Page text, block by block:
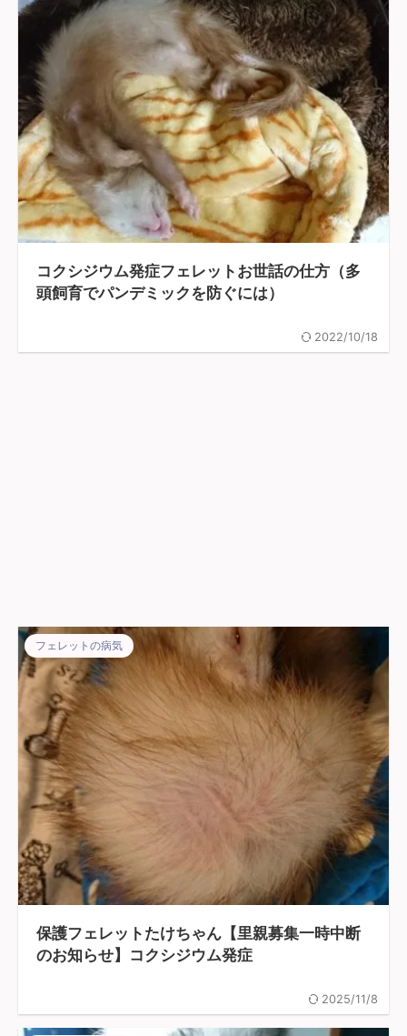
コクシジウム発症フェレットお世話の仕方（多
頭飼育でパンデミックを防ぐには）
2022/10/18
フェレットの病気
保護フェレットたけちゃん【里親募集一時中断
のお知らせ】コクシジウム発症
2025/11/8